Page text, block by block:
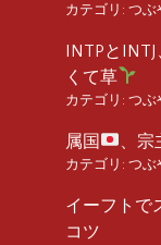
カテゴリ: つぶ
INTPと
くて草
カテゴリ: つぶ
属国 、
カテゴリ: つぶ
イーフトで
コツ